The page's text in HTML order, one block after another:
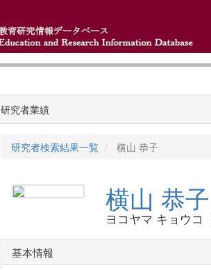
研究者業績
研究者検索結果一覧 横山 恭子
横山 恭子
ヨコヤマ キョウコ
基本情報